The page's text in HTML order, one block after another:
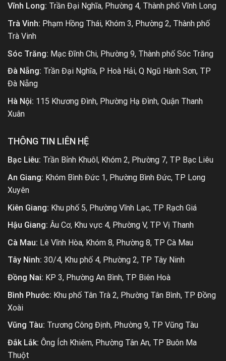
Vĩnh Long: Trần Đại Nghĩa, Phường 4, Thành phố Vĩnh Long
Trà Vinh: Phạm Hồng Thái, Khóm 3, Phường 2, Thành phố
Trà Vinh
Sóc Trăng: Mạc Đĩnh Chi, Phường 9, Thành phố Sóc Trăng
Đà Nẵng: Trần Đại Nghĩa, P Hoà Hải, Q Ngũ Hành Sơn, TP
Đà Nẵng
Hà Nội: 115 Khương Đình, Phường Hạ Đình, Quận Thanh
Xuân
THÔNG TIN LIÊN HỆ
Bạc Liêu: Trần Bỉnh Khuôl, Khóm 2, Phường 7, TP Bạc Liêu
An Giang: Khóm Bình Đức 1, Phường Bình Đức, TP Long
Xuyên
Kiên Giang: Khu phố 5, Phường Vĩnh Lạc, TP Rạch Giá
Hậu Giang: Âu Cơ, Khu vực 4, Phường V, TP Vị Thanh
Cà Mau: Lê Vĩnh Hòa, Khóm 8, Phường 8, TP Cà Mau
Tây Ninh: 30/4, Khu phố 4, Phường 2, TP Tây Ninh
Đồng Nai: KP 3, Phường An Bình, TP Biên Hoà
Bình Phước: Khu phố Tân Trà 2, Phường Tân Bình, TP Đồng
Xoài
Vũng Tàu: Trương Công Định, Phường 9, TP Vũng Tàu
Đắk Lắk: Ông Ích Khiêm, Phường Tân An, TP Buôn Ma
Thuột